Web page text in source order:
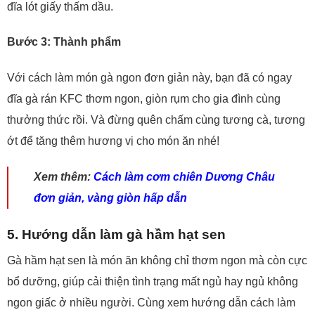
đĩa lót giấy thấm dầu.
Bước 3: Thành phẩm
Với cách làm món gà ngon đơn giản này, bạn đã có ngay
đĩa gà rán KFC thơm ngon, giòn rụm cho gia đình cùng
thưởng thức rồi. Và đừng quên chấm cùng tương cà, tương
ớt để tăng thêm hương vị cho món ăn nhé!
Xem thêm: Cách làm cơm chiên Dương Châu
đơn giản, vàng giòn hấp dẫn
5. Hướng dẫn làm gà hầm hạt sen
Gà hầm hạt sen là món ăn không chỉ thơm ngon mà còn cực
bổ dưỡng, giúp cải thiện tình trạng mất ngủ hay ngủ không
ngon giấc ở nhiều người. Cùng xem hướng dẫn cách làm